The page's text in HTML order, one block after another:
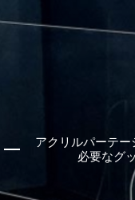
アクリルパーテ
必要なグ